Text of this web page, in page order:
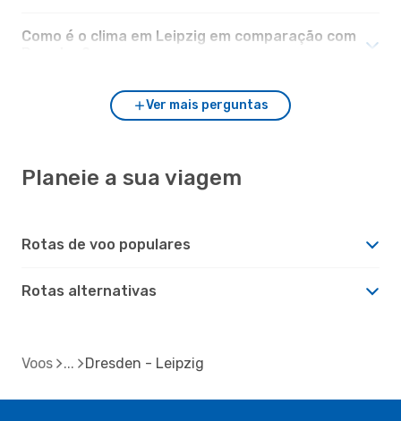
Como é o clima em Leipzig em comparação com
Ver mais perguntas
Planeie a sua viagem
Rotas de voo populares
Rotas alternativas
Voos Dresden - Leipzig